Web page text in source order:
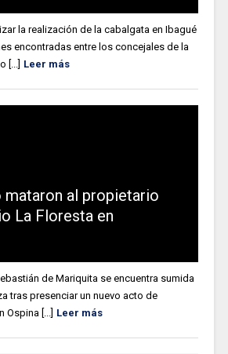
la realización de la cabalgata en Ibagué
encontradas entre los concejales de la
Leer más
mataron al propietario
La Floresta en
de Mariquita se encuentra sumida
tras presenciar un nuevo acto de
[...]
Leer más